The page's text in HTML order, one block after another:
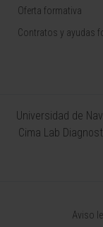
Oferta formativa
Contratos y ayudas
Universidad de
Cima Lab
Aviso